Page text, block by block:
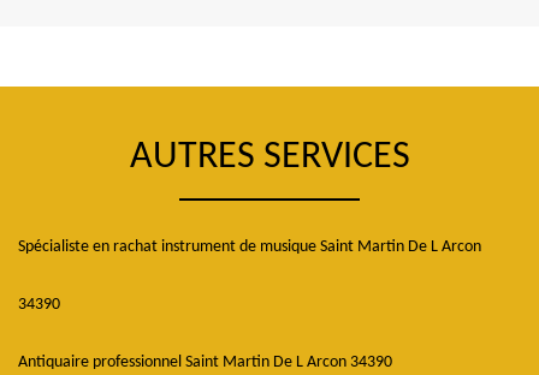
AUTRES SERVICES
Spécialiste en rachat instrument de musique Saint Martin De L Arcon
34390
Antiquaire professionnel Saint Martin De L Arcon 34390